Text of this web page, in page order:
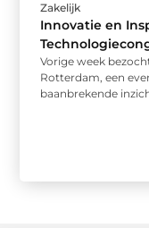
Zakelijk
Innovatie en
Vorige week
Rotterdam, een
baanbrekende